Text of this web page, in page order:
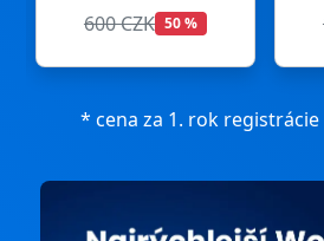
600 CZK 50 %
* cena za 1. rok